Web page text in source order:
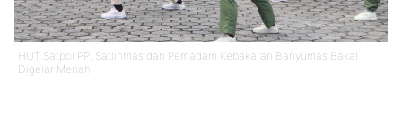
HUT Satpol PP, Satlinmas dan Pemadam Kebakaran Banyumas Bakal
Digelar Meriah